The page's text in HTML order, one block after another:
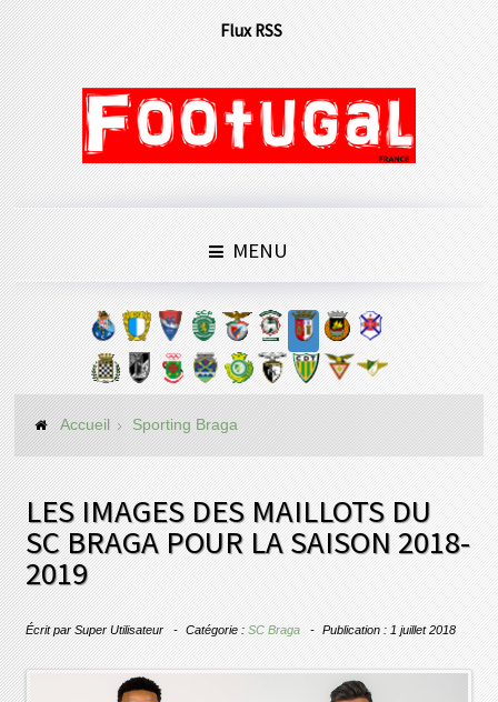
Flux RSS
MENU
Accueil Sporting Braga
LES IMAGES DES MAILLOTS DU
SC BRAGA POUR LA SAISON 2018-
2019
Écrit parSuper Utilisateur Catégorie :SC Braga Publication : 1 juillet 2018